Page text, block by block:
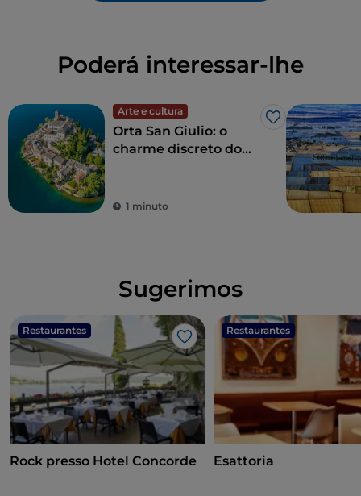
Poderá interessar-lhe
Arte e cultura
Gosto
Orta San Giulio: o
charme discreto do
1 minuto
Sugerimos
Restaurantes
Gosto
Rock presso Hotel Concorde
Restaurantes
Esattoria